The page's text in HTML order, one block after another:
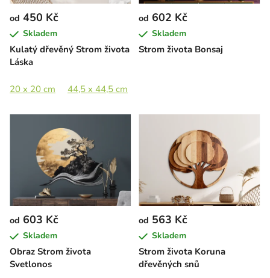
Kulatý dřevěný Strom života
Láska
od 450 Kč
Skladem
20 x 20 cm 44,5 x 44,5 cm
Strom života Bonsaj
od 602 Kč
Skladem
Obraz Strom života
Svetlonos
od 603 Kč
Skladem
Strom života Koruna
dřevěných snů
od 563 Kč
Skladem